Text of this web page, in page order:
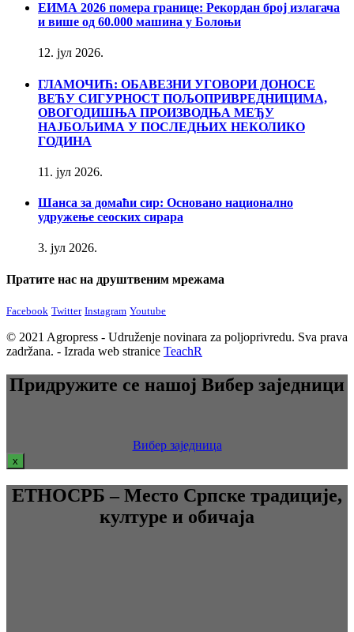
ЕИМА 2026 помера границе: Рекордан број излагача
и више од 60.000 машина у Болоњи
12. јул 2026.
ГЛАМОЧИЋ: ОБАВЕЗНИ УГОВОРИ ДОНОСЕ
ВЕЋУ СИГУРНОСТ ПОЉОПРИВРЕДНИЦИМА,
ОВОГОДИШЊА ПРОИЗВОДЊА МЕЂУ
НАЈБОЉИМА У ПОСЛЕДЊИХ НЕКОЛИКО
ГОДИНА
11. јул 2026.
Шанса за домаћи сир: Основано национално
удружење сеоских сирара
3. јул 2026.
Пратите нас на друштвеним мрежама
Facebook Twitter Instagram Youtube
© 2021 Agropress - Udruženje novinara za poljoprivredu. Sva prava
zadržana. - Izrada web stranice TeachR
Придружите се нашој Вибер заједници
Вибер заједница
x
ЕТНОСРБ – Место Српске традиције,
културе и обичаја